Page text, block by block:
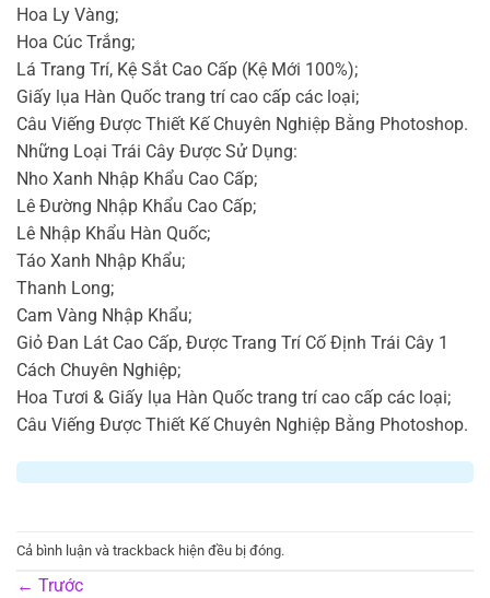
Hoa Ly Vàng;
Hoa Cúc Trắng;
Lá Trang Trí, Kệ Sắt Cao Cấp (Kệ Mới 100%);
Giấy lụa Hàn Quốc trang trí cao cấp các loại;
Câu Viếng Được Thiết Kế Chuyên Nghiệp Bằng Photoshop.
Những Loại Trái Cây Được Sử Dụng:
Nho Xanh Nhập Khẩu Cao Cấp;
Lê Đường Nhập Khẩu Cao Cấp;
Lê Nhập Khẩu Hàn Quốc;
Táo Xanh Nhập Khẩu;
Thanh Long;
Cam Vàng Nhập Khẩu;
Giỏ Đan Lát Cao Cấp, Được Trang Trí Cố Định Trái Cây 1
Cách Chuyên Nghiệp;
Hoa Tươi & Giấy lụa Hàn Quốc trang trí cao cấp các loại;
Câu Viếng Được Thiết Kế Chuyên Nghiệp Bằng Photoshop.
Cả bình luận và trackback hiện đều bị đóng.
← Trước